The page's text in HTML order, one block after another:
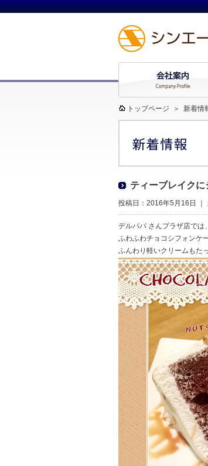
トップページ ＞ 新着情
ティーブレイクに
投稿日：2016年5月16日 ｜
デルパパ さんプラザ店では
ふわふわチョコシフォンケ
ふんわり軽いクリームもた